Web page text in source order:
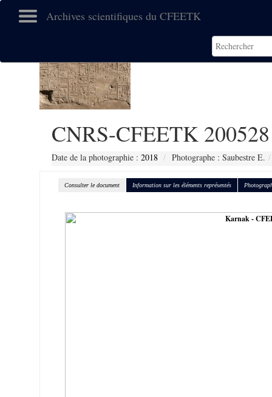
Archives scientifiques du CFEETK
CNRS-CFEETK 200528
Date de la photographie : 2018 Photographe : Saubestre E.
Consulter le document Information sur les éléments représentés